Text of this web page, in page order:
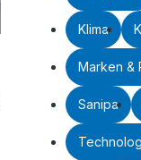
Klima
Marken &
Sanipa